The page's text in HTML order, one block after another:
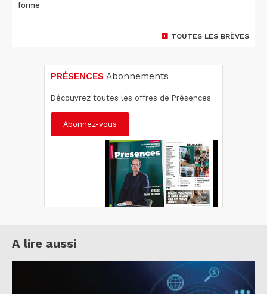
forme
TOUTES LES BRÈVES
PRÉSENCES Abonnements
Découvrez toutes les offres de Présences
Abonnez-vous
A lire aussi